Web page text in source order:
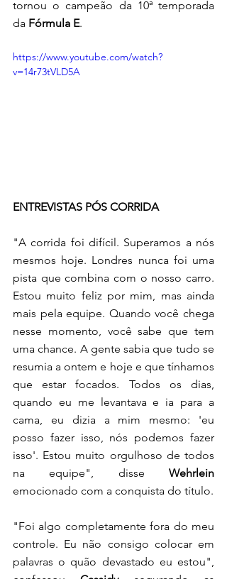
tornou o campeão da 10ª temporada
da Fórmula E.
https://www.youtube.com/watch?
v=14r73tVLD5A
ENTREVISTAS PÓS CORRIDA
"A corrida foi difícil. Superamos a nós
mesmos hoje. Londres nunca foi uma
pista que combina com o nosso carro.
Estou muito feliz por mim, mas ainda
mais pela equipe. Quando você chega
nesse momento, você sabe que tem
uma chance. A gente sabia que tudo se
resumia a ontem e hoje e que tínhamos
que estar focados. Todos os dias,
quando eu me levantava e ia para a
cama, eu dizia a mim mesmo: 'eu
posso fazer isso, nós podemos fazer
isso'. Estou muito orgulhoso de todos
na equipe", disse Wehrlein
"Foi algo completamente fora do meu
controle. Eu não consigo colocar em
palavras o quão devastado eu estou",